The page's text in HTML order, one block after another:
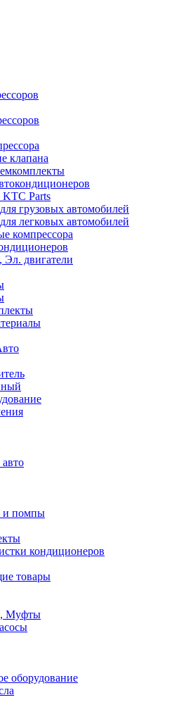
клапана
Parts
грузовых автомобилей
легковых автомобилей
компрессора
Эл. двигатели
авто
и помпы
кондиционеров
товары
Муфты
оборудование